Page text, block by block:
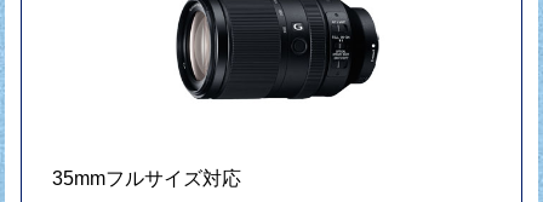
35mmフルサイズ対応